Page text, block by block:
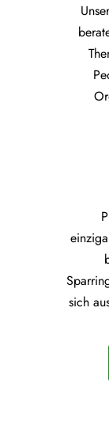
sich